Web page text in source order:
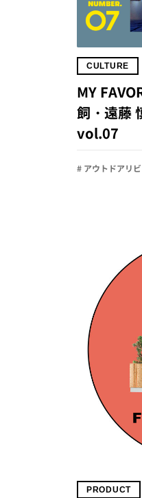
CULTURE
MY
飼・遠藤
vol.07
# アウトドアリ
PRODUCT